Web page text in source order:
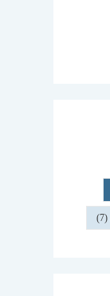
(7)